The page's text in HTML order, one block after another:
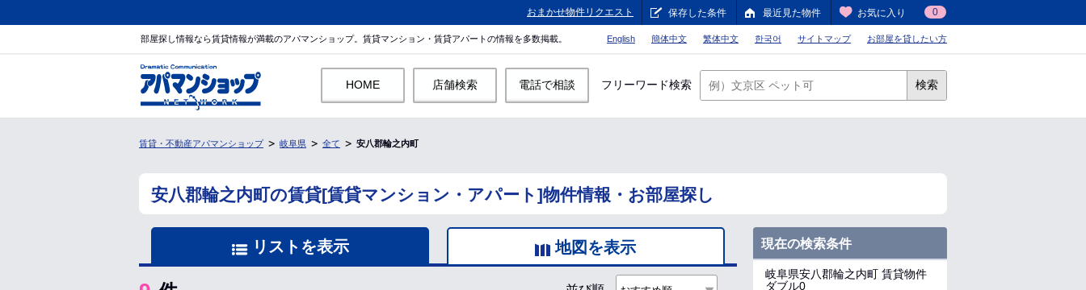
おまかせ物件リクエスト 保存した条件 最近見た物件 お気に入り 0
部屋探し情報なら賃貸情報が満載のアパマンショップ。賃貸マンション・賃貸アパートの情報を多数掲載。 English 簡体中文 繁体中文 한국어 サイトマップ お部屋を貸したい方
HOME 店舗検索 電話で相談 フリーワード検索 検索
賃貸・不動産アパマンショップ 岐阜県 全て 安八郡輪之内町
安八郡輪之内町の賃貸[賃貸マンション・アパート]物件情報・お部屋探し
リストを表示 地図を表示 現在の検索条件
岐阜県安八郡輪之内町 賃貸物件
ダブル0